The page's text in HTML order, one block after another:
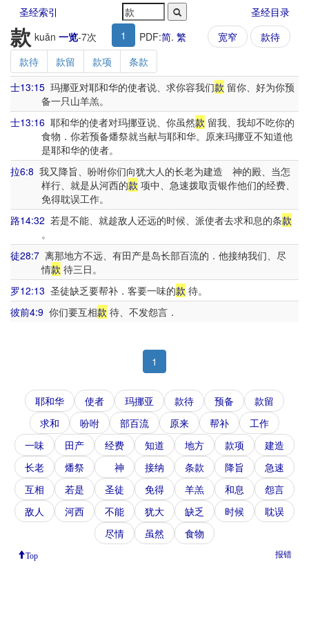
圣经索引 圣经目录
款 kuǎn 一览-7次 1 PDF:简. 繁 宽窄
款待
款待
款留 款项
条款
士13:15 玛挪亚对耶和华的使者说、求你容我们款 留你、好为你预
备一只山羊羔。
士13:16 耶和华的使者对玛挪亚说、你虽然款 留我、我却不吃你的
食物．你若预备燔祭就当献与耶和华。原来玛挪亚不知道他
是耶和华的使者。
拉6:8 我又降旨、吩咐你们向犹大人的长老为建造 神的殿、当怎
样行、就是从河西的款 项中、急速拨取贡银作他们的经费、
免得耽误工作。
路14:32 若是不能、就趁敌人还远的时候、派使者去求和息的条款
。
徒28:7 离那地方不远、有田产是岛长部百流的．他接纳我们、尽
情款 待三日。
罗12:13 圣徒缺乏要帮补．客要一味的款 待。
彼前4:9 你们要互相款 待、不发怨言．
1
耶和华 使者 玛挪亚 款待 预备
款留
求和
吩咐 部百流 原来 帮补
工作
一味
田产 经费 知道 地方 款项
建造
长老
燔祭 神 接纳 条款 降旨
急速
互相
若是 圣徒 免得 羊羔 和息
怨言
敌人
河西 不能 犹大 缺乏 时候
耽误
尽情
虽然 食物
Top 报错